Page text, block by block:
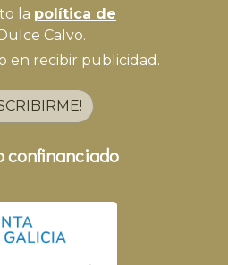
la política de
Calvo.
en recibir publicidad.
confinanciado